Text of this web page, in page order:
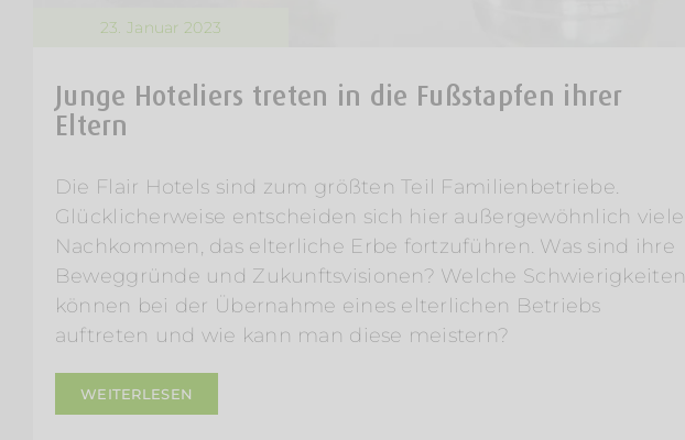
23. Januar 2023
Junge Hoteliers treten in die Fußstapfen ihrer
Eltern
Die Flair Hotels sind zum größten Teil Familienbetriebe.
Glücklicherweise entscheiden sich hier außergewöhnlich viele
Nachkommen, das elterliche Erbe fortzuführen. Was sind ihre
Beweggründe und Zukunftsvisionen? Welche Schwierigkeiten
können bei der Übernahme eines elterlichen Betriebs
auftreten und wie kann man diese meistern?
WEITERLESEN